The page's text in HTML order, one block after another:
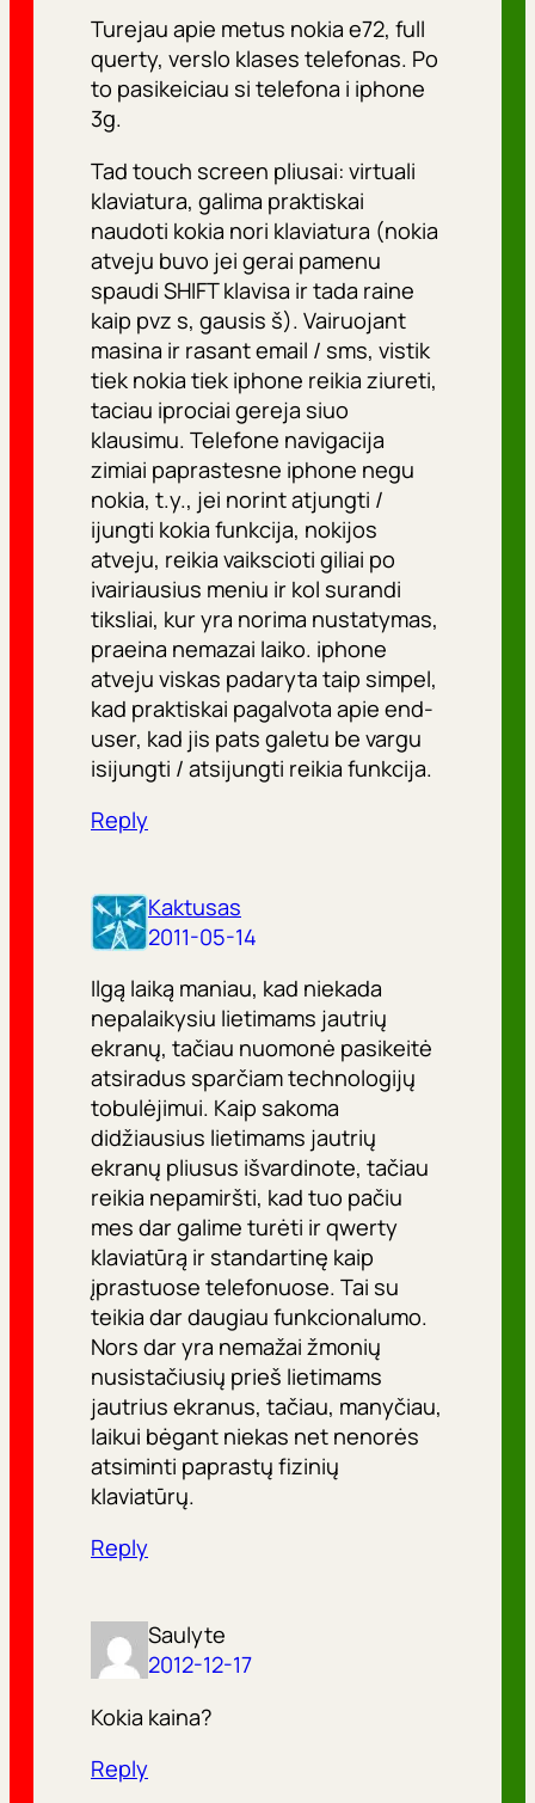
Turejau apie metus nokia e72, full
querty, verslo klases telefonas. Po
to pasikeiciau si telefona i iphone
3g.
Tad touch screen pliusai: virtuali
klaviatura, galima praktiskai
naudoti kokia nori klaviatura (nokia
atveju buvo jei gerai pamenu
spaudi SHIFT klavisa ir tada raine
kaip pvz s, gausis š). Vairuojant
masina ir rasant email / sms, vistik
tiek nokia tiek iphone reikia ziureti,
taciau iprociai gereja siuo
klausimu. Telefone navigacija
zimiai paprastesne iphone negu
nokia, t.y., jei norint atjungti /
ijungti kokia funkcija, nokijos
atveju, reikia vaikscioti giliai po
ivairiausius meniu ir kol surandi
tiksliai, kur yra norima nustatymas,
praeina nemazai laiko. iphone
atveju viskas padaryta taip simpel,
kad praktiskai pagalvota apie end-
user, kad jis pats galetu be vargu
isijungti / atsijungti reikia funkcija.
Reply
Kaktusas
2011-05-14
Ilgą laiką maniau, kad niekada
nepalaikysiu lietimams jautrių
ekranų, tačiau nuomonė pasikeitė
atsiradus sparčiam technologijų
tobulėjimui. Kaip sakoma
didžiausius lietimams jautrių
ekranų pliusus išvardinote, tačiau
reikia nepamiršti, kad tuo pačiu
mes dar galime turėti ir qwerty
klaviatūrą ir standartinę kaip
įprastuose telefonuose. Tai su
teikia dar daugiau funkcionalumo.
Nors dar yra nemažai žmonių
nusistačiusių prieš lietimams
jautrius ekranus, tačiau, manyčiau,
laikui bėgant niekas net nenorės
atsiminti paprastų fizinių
klaviatūrų.
Reply
Saulyte
2012-12-17
Kokia kaina?
Reply